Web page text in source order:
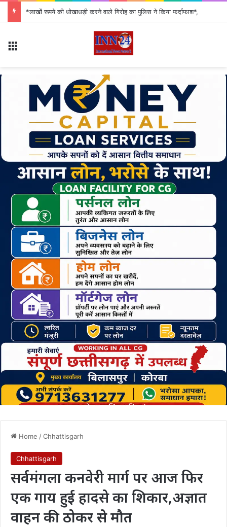
*लाखों रूपये की धोखाधड़ी करने वाले गिरोह का पुलिस ने किया फर्दाफाश*,
Home /Chhattisgarh
Chhattisgarh
सर्वमंगला कनवेरी मार्ग पर आज फिर
एक गाय हुई हादसे का शिकार,अज्ञात
वाहन की ठोकर से मौत